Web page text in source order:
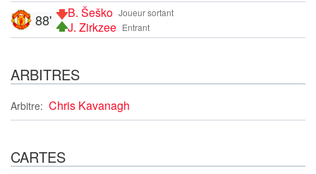
Joueur sortant
B. Šeško
Entrant
J. Zirkzee
88'
ARBITRES
Arbitre: Chris Kavanagh
CARTES